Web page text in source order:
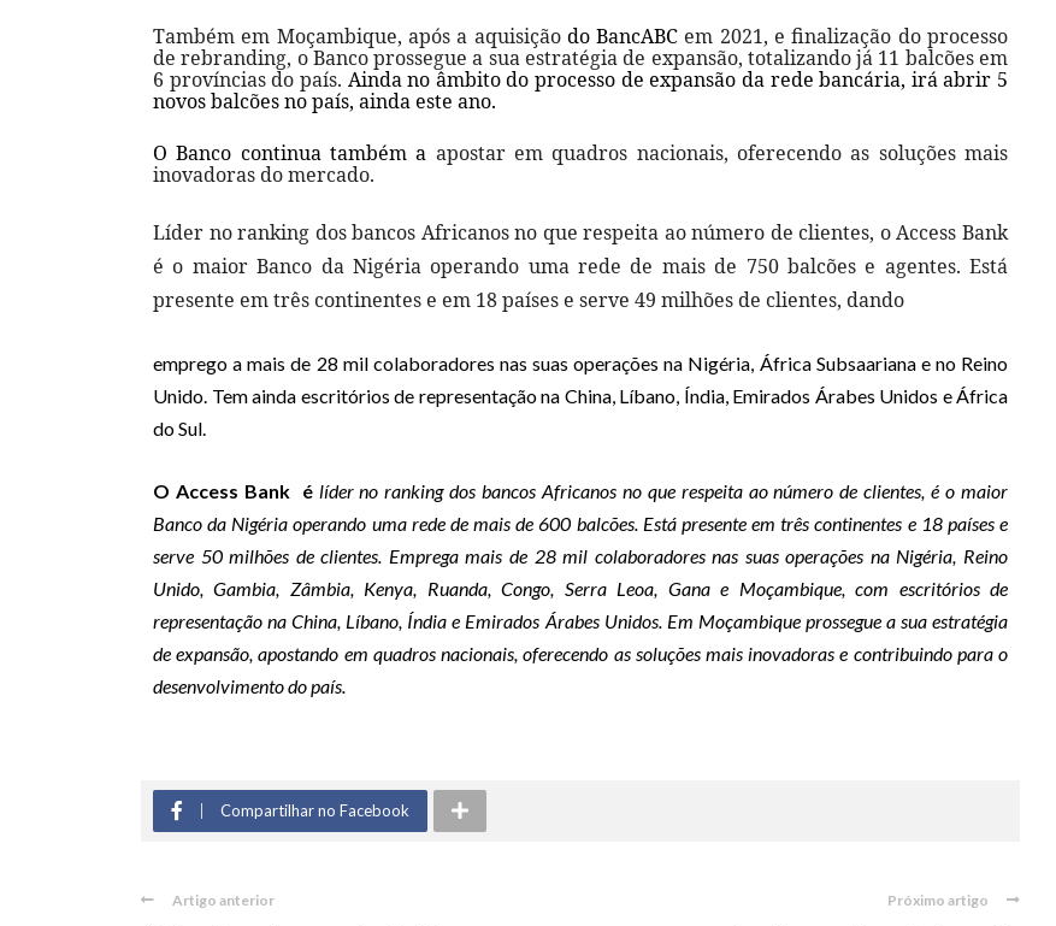
Também em Moçambique, após a aquisição do BancABC em 2021, e finalização do processo
de rebranding, o Banco prossegue a sua estratégia de expansão, totalizando já 11 balcões em
6 províncias do país. Ainda no âmbito do processo de expansão da rede bancária, irá abrir 5
novos balcões no país, ainda este ano.
O Banco continua também a apostar em quadros nacionais, oferecendo as soluções mais
inovadoras do mercado.
Líder no ranking dos bancos Africanos no que respeita ao número de clientes, o Access Bank
é o maior Banco da Nigéria operando uma rede de mais de 750 balcões e agentes. Está
presente em três continentes e em 18 países e serve 49 milhões de clientes, dando
emprego a mais de 28 mil colaboradores nas suas operações na Nigéria, África Subsaariana e no Reino
Unido. Tem ainda escritórios de representação na China, Líbano, Índia, Emirados Árabes Unidos e África
do Sul.
O Access Bank é líder no ranking dos bancos Africanos no que respeita ao número de clientes, é o maior
Banco da Nigéria operando uma rede de mais de 600 balcões. Está presente em três continentes e 18 países e
serve 50 milhões de clientes. Emprega mais de 28 mil colaboradores nas suas operações na Nigéria, Reino
Unido, Gambia, Zâmbia, Kenya, Ruanda, Congo, Serra Leoa, Gana e Moçambique, com escritórios de
representação na China, Líbano, Índia e Emirados Árabes Unidos. Em Moçambique prossegue a sua estratégia
de expansão, apostando em quadros nacionais, oferecendo as soluções mais inovadoras e contribuindo para o
desenvolvimento do país.
Compartilhar no Facebook
Artigo anterior Próximo artigo